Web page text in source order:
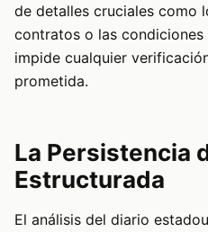
de detalles cruciales como
contratos o las
impide cualquier
prometida.
La Persistencia
Estructurada
El análisis del diario